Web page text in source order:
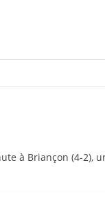
à Briançon (4-2),